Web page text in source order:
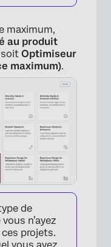
×
maximum,
au produit
soit Optimiseur
maximum).
de
n’ayez
ces projets.